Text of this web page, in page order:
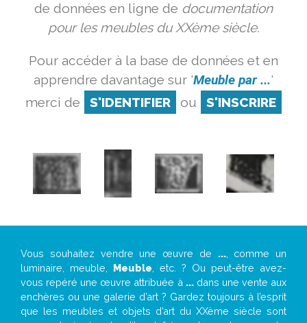
de données en ligne de documentation
pour les meubles du XXème siècle.
Pour accéder à la base de données et en
apprendre davantage sur 'Meuble par ...'
merci de
S'IDENTIFIER ou S'INSCRIRE
Vous souhaitez vendre une œuvre de ..., comme un
luminaire, meuble, Meuble , etc. ? Ou peut-être avez-
vous repéré une œuvre attribuée à ...dans une vente aux
enchères ou une galerie d’art ? Gardez toujours à l’esprit
que les meubles et objets d’art du XXème siècle sont